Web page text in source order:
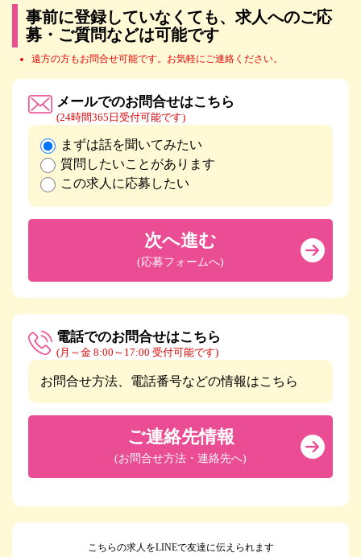
事前に登録していなくても、求人へのご応
募・ご質問などは可能です
遠方の方もお問合せ可能です。お気軽にご連絡ください。
メールでのお問合せはこちら
(24時間365日受付可能です)
まずは話を聞いてみたい
質問したいことがあります
この求人に応募したい
次へ進む
(応募フォームへ)
電話でのお問合せはこちら
(月～金 8:00～17:00 受付可能です)
お問合せ方法、電話番号などの情報はこちら
ご連絡先情報
(お問合せ方法・連絡先へ)
こちらの求人をLINEで友達に伝えられます